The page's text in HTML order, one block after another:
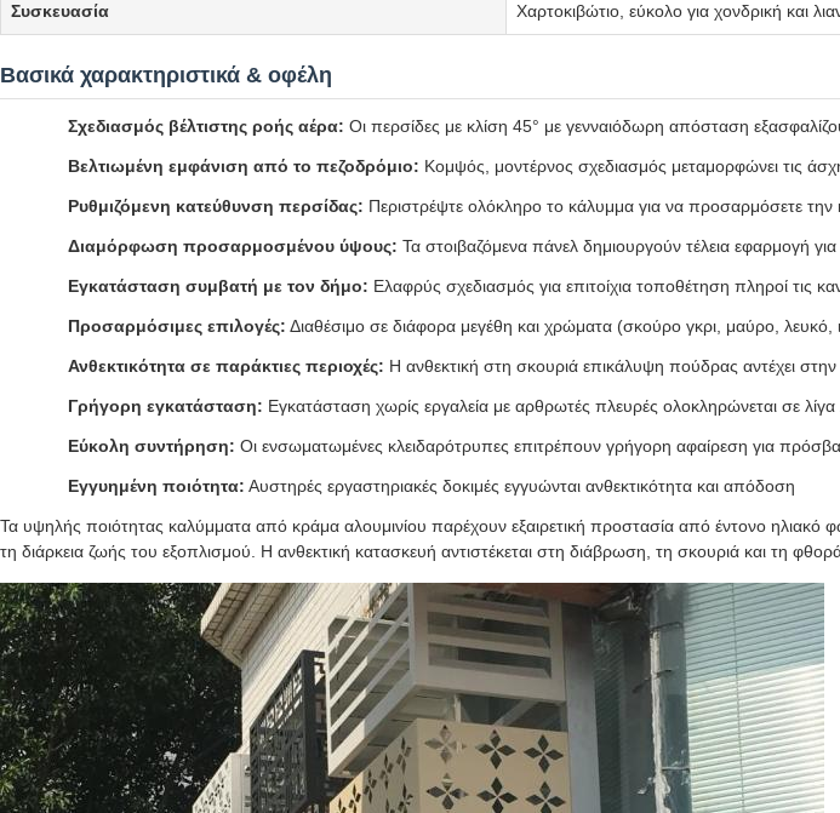
Συσκευασία Χαρτοκιβώτιο, εύκολο για χονδρική και
Βασικά χαρακτηριστικά & οφέλη
Σχεδιασμός βέλτιστης ροής αέρα: Οι περσίδες με κλίση 45° με γενναιόδωρη απόσταση
Βελτιωμένη εμφάνιση από το πεζοδρόμιο: Κομψός, μοντέρνος σχεδιασμός μεταμορφώνει τις
Ρυθμιζόμενη κατεύθυνση περσίδας: Περιστρέψτε ολόκληρο το κάλυμμα για να προσαρμόσετε
Διαμόρφωση προσαρμοσμένου ύψους: Τα στοιβαζόμενα πάνελ δημιουργούν τέλεια εφαρμογή
Εγκατάσταση συμβατή με τον δήμο: Ελαφρύς σχεδιασμός για επιτοίχια τοποθέτηση πληροί τις
Προσαρμόσιμες επιλογές: Διαθέσιμο σε διάφορα μεγέθη και χρώματα (σκούρο γκρι, μαύρο, λευκό,
Ανθεκτικότητα σε παράκτιες περιοχές: Η ανθεκτική στη σκουριά επικάλυψη πούδρας αντέχει
Γρήγορη εγκατάσταση: Εγκατάσταση χωρίς εργαλεία με αρθρωτές πλευρές ολοκληρώνεται σε
Εύκολη συντήρηση: Οι ενσωματωμένες κλειδαρότρυπες επιτρέπουν γρήγορη αφαίρεση για
Εγγυημένη ποιότητα: Αυστηρές εργαστηριακές δοκιμές εγγυώνται ανθεκτικότητα και απόδοση
Τα υψηλής ποιότητας καλύμματα από κράμα αλουμινίου παρέχουν εξαιρετική προστασία από έντονο ηλιακό
τη διάρκεια ζωής του εξοπλισμού. Η ανθεκτική κατασκευή αντιστέκεται στη διάβρωση, τη σκουριά και τη